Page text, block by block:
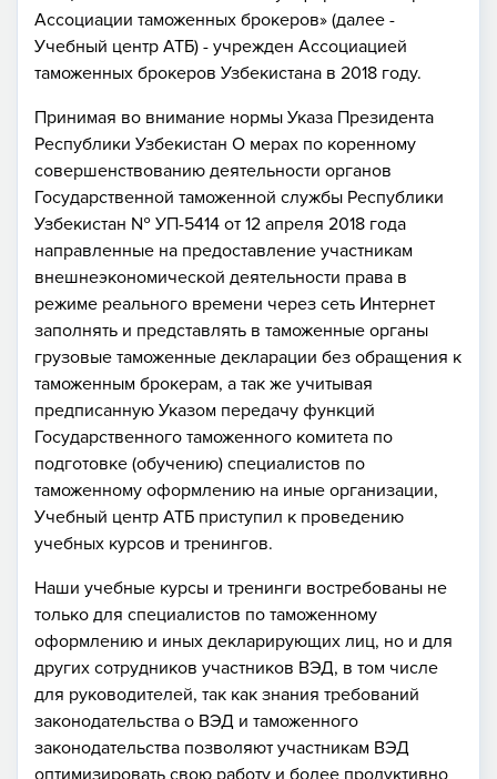
Ассоциации таможенных брокеров» (далее -
Учебный центр АТБ) - учрежден Ассоциацией
таможенных брокеров Узбекистана в 2018 году.
Принимая во внимание нормы Указа Президента
Республики Узбекистан О мерах по коренному
совершенствованию деятельности органов
Государственной таможенной службы Республики
Узбекистан № УП-5414 от 12 апреля 2018 года
направленные на предоставление участникам
внешнеэкономической деятельности права в
режиме реального времени через сеть Интернет
заполнять и представлять в таможенные органы
грузовые таможенные декларации без обращения к
таможенным брокерам, а так же учитывая
предписанную Указом передачу функций
Государственного таможенного комитета по
подготовке (обучению) специалистов по
таможенному оформлению на иные организации,
Учебный центр АТБ приступил к проведению
учебных курсов и тренингов.
Наши учебные курсы и тренинги востребованы не
только для специалистов по таможенному
оформлению и иных декларирующих лиц, но и для
других сотрудников участников ВЭД, в том числе
для руководителей, так как знания требований
законодательства о ВЭД и таможенного
законодательства позволяют участникам ВЭД